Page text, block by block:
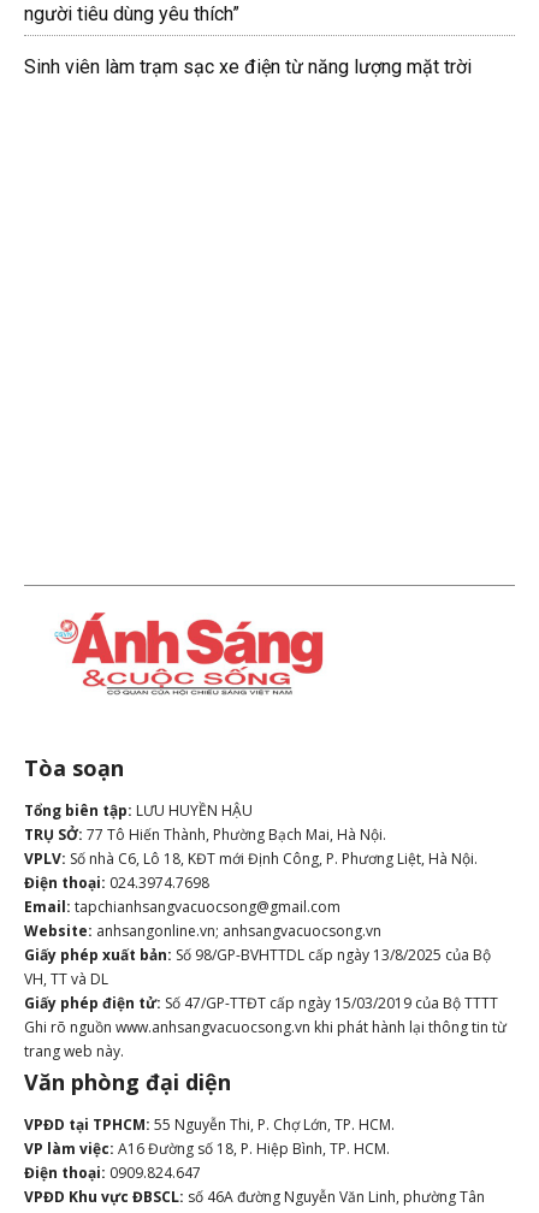
người tiêu dùng yêu thích”
Sinh viên làm trạm sạc xe điện từ năng lượng mặt trời
Tòa soạn
Tổng biên tập: LƯU HUYỀN HẬU
TRỤ SỞ: 77 Tô Hiến Thành, Phường Bạch Mai, Hà Nội.
VPLV: Số nhà C6, Lô 18, KĐT mới Định Công, P. Phương Liệt, Hà Nội.
Điện thoại: 024.3974.7698
Email: tapchianhsangvacuocsong@gmail.com
Website: anhsangonline.vn; anhsangvacuocsong.vn
Giấy phép xuất bản: Số 98/GP-BVHTTDL cấp ngày 13/8/2025 của Bộ
VH, TT và DL
Giấy phép điện tử: Số 47/GP-TTĐT cấp ngày 15/03/2019 của Bộ TTTT
Ghi rõ nguồn www.anhsangvacuocsong.vn khi phát hành lại thông tin từ
trang web này.
Văn phòng đại diện
VPĐD tại TPHCM: 55 Nguyễn Thi, P. Chợ Lớn, TP. HCM.
VP làm việc: A16 Đường số 18, P. Hiệp Bình, TP. HCM.
Điện thoại: 0909.824.647
VPĐD Khu vực ĐBSCL: số 46A đường Nguyễn Văn Linh, phường Tân